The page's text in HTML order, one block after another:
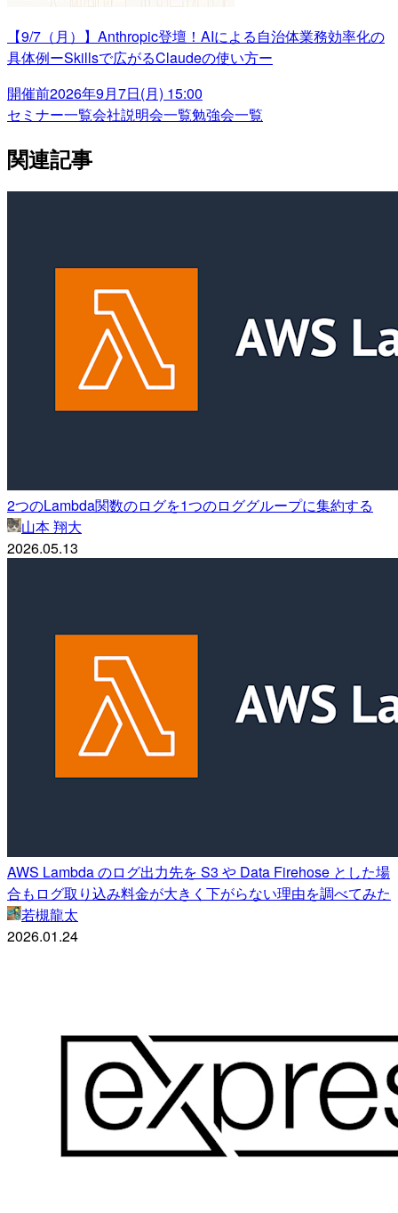
【9/7（月）】Anthropic登壇！AIによる自治体業務効率化の
具体例ーSkillsで広がるClaudeの使い方ー
開催前2026年9月7日(月) 15:00
セミナー一覧会社説明会一覧勉強会一覧
関連記事
2つのLambda関数のログを1つのロググループに集約する
山本 翔大
2026.05.13
AWS Lambda のログ出力先を S3 や Data Firehose とした場
合もログ取り込み料金が大きく下がらない理由を調べてみた
若槻龍太
2026.01.24